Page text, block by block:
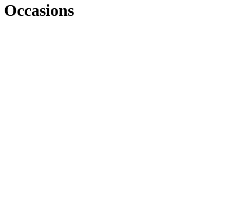
Occasions